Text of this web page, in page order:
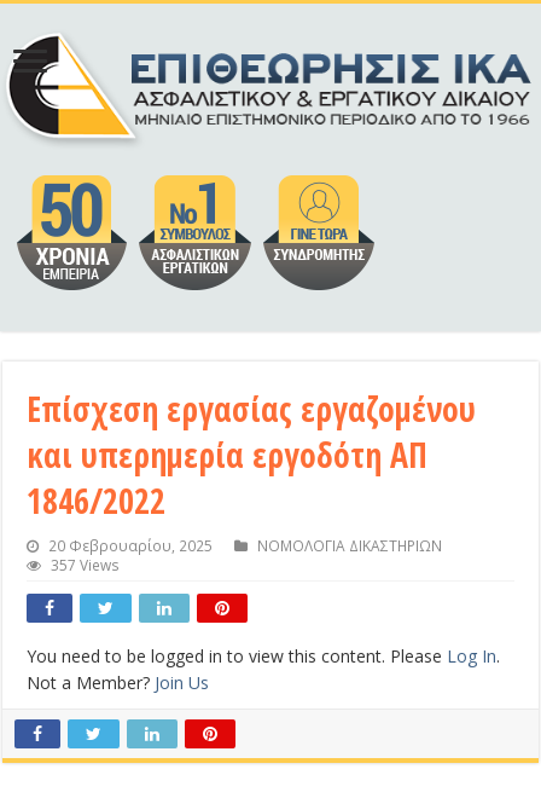
Επίσχεση εργασίας εργαζομένου
και υπερημερία εργοδότη ΑΠ
1846/2022
20 Φεβρουαρίου, 2025
ΝΟΜΟΛΟΓΙΑ ΔΙΚΑΣΤΗΡΙΩΝ
357 Views
You need to be logged in to view this content. Please Log In.
Not a Member? Join Us